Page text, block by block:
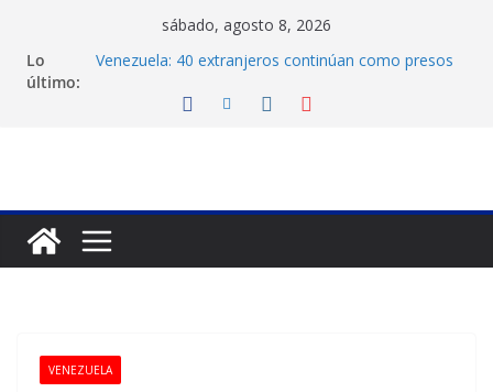
contenido
sábado, agosto 8, 2026
Lo
último:
Venezuela: 40 extranjeros continúan como presos
Crisis carcelaria: OVP denuncia 15 años de
político José Breijo
Festival de Cine Francés culmina muestra histórica
y prepara 40ª edición
VENEZUELA